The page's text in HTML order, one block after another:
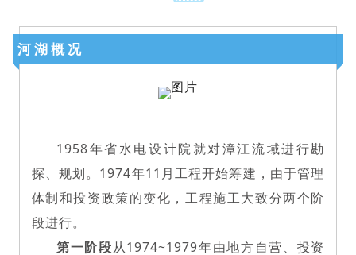
河湖概况
1958年省水电设计院就对漳江流域进行勘
探、规划。 1974年11月工程开始筹建，由于管理
体制和投资政策的变化，工程施工大致分两个阶
段进行。
第一阶段从1974~1979年由地方自营、投资